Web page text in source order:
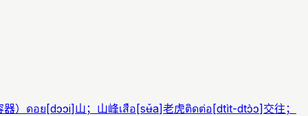
） ดอย[dɔɔi]山；山峰เสือ[sʉ̌a]老虎ติดต่อ[dtìt-dtɔ̀ɔ]交往；